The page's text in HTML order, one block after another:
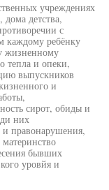
учреждениях
дома детства,
с
каждому ребёнку
жизненному
тепла и опеки,
выпускников
и
сирот, обиды и
них
и правонарушения,
бывших
уровйя и